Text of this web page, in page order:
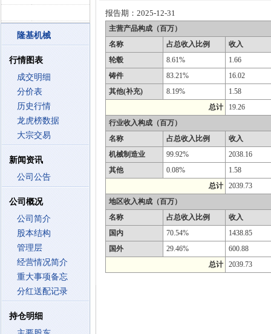
隆基机械
行情图表
成交明细
分价表
历史行情
龙虎榜数据
大宗交易
新闻资讯
公司公告
公司概况
公司简介
股本结构
管理层
经营情况简介
重大事项备忘
分红送配记录
持仓明细
报告期： 2025-12-31
主营产品构成（百万）
名称
占总收入比例
收入
轮毂
8.61%
1.66
铸件
83.21%
16.02
其他(补充)
8.19%
1.58
总计
19.26
行业收入构成（百万）
名称
占总收入比例
收入
机械制造业
99.92%
2038.16
其他
0.08%
1.58
总计
2039.73
地区收入构成（百万）
名称
占总收入比例
收入
国内
70.54%
1438.85
国外
29.46%
600.88
总计
2039.73